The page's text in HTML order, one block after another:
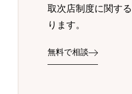
取次店制度に関す
ります。
無料で相談